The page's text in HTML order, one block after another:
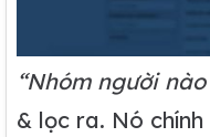
“Nhóm người nào
& lọc ra. Nó